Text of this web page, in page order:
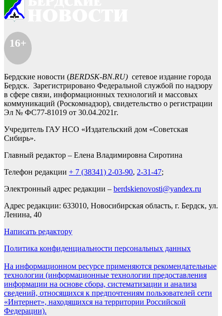
16+
Бердские новости (BERDSK-BN.RU) сетевое издание города
Бердск. Зарегистрировано Федеральной службой по надзору
в сфере связи, информационных технологий и массовых
коммуникаций (Роскомнадзор), свидетельство о регистрации
Эл № ФС77-81019 от 30.04.2021г.
Учредитель ГАУ НСО «Издательский дом «Советская
Сибирь».
Главный редактор – Елена Владимировна Сиротина
Телефон редакции + 7 (38341) 2-03-90, 2-31-47;
Электронный адрес редакции – berdskienovosti@yandex.ru
Адрес редакции: 633010, Новосибирская область, г. Бердск, ул.
Ленина, 40
Написать редактору
Политика конфиденциальности персональных данных
На информационном ресурсе применяются рекомендательные
технологии (информационные технологии предоставления
информации на основе сбора, систематизации и анализа
сведений, относящихся к предпочтениям пользователей сети
«Интернет», находящихся на территории Российской
Федерации).